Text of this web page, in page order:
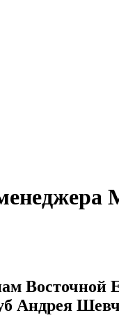
Восточной
Андрея